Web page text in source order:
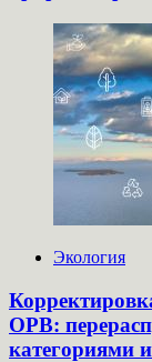
Экология
ОРВ:
категориями